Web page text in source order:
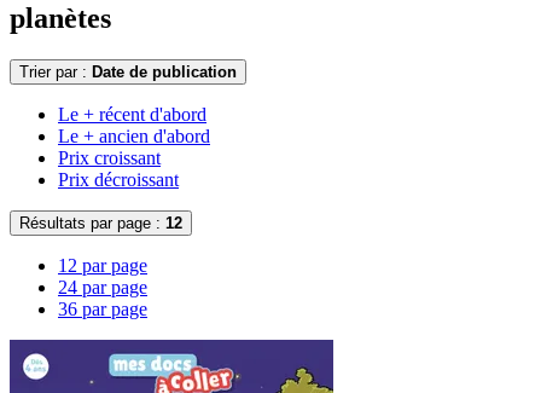
planètes
Trier par : Date de publication
Le + récent d'abord
Le + ancien d'abord
Prix croissant
Prix décroissant
Résultats par page : 12
12 par page
24 par page
36 par page